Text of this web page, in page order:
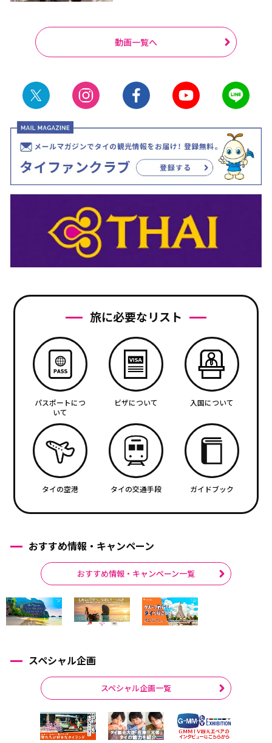
動画一覧へ
旅に必要なリスト
パスポートにつ
いて
ビザについて 入国について
タイの空港 タイの交通手段 ガイドブック
おすすめ情報・キャンペーン
おすすめ情報・キャンペーン一覧
スペシャル企画
スペシャル企画一覧